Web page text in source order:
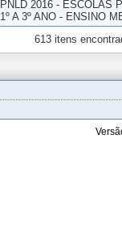
PNLD 2016 - ESCOLAS
1º A 3º ANO - ENSINO
613 itens